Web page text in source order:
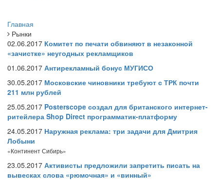
Главная
Рынки
02.06.2017 Комитет по печати обвиняют в незаконной
«зачистке» неугодных рекламщиков
01.06.2017 Антирекламный бонус МУГИСО
30.05.2017 Московские чиновники требуют с ТРК почти
211 млн рублей
25.05.2017 Posterscope создал для британского интернет-
ритейлера Shop Direct программатик-платформу
24.05.2017 Наружная реклама: три задачи для Дмитрия
Лобыни
«Континент Сибирь»
23.05.2017 Активисты предложили запретить писать на
вывесках слова «рюмочная» и «винный»